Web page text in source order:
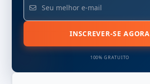
INSCREVER-SE AGORA
100% GRATUITO